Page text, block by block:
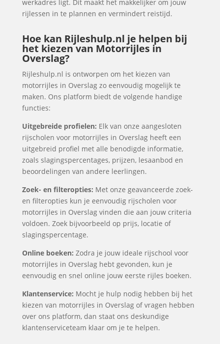
werkadres ligt. Dit maakt het makkelijker om jouw
rijlessen in te plannen en vermindert reistijd.
Hoe kan Rijleshulp.nl je helpen bij
het kiezen van Motorrijles in
Overslag?
Rijleshulp.nl is ontworpen om het kiezen van
motorrijles in Overslag zo eenvoudig mogelijk te
maken. Ons platform biedt de volgende handige
functies:
Uitgebreide profielen: Elk van onze aangesloten
rijscholen voor motorrijles in Overslag heeft een
uitgebreid profiel met alle benodigde informatie,
zoals slagingspercentages, prijzen, lesaanbod en
beoordelingen van andere leerlingen.
Zoek- en filteropties: Met onze geavanceerde zoek-
en filteropties kun je eenvoudig rijscholen voor
motorrijles in Overslag vinden die aan jouw criteria
voldoen. Zoek bijvoorbeeld op prijs, locatie of
slagingspercentage.
Online boeken: Zodra je jouw ideale rijschool voor
motorrijles in Overslag hebt gevonden, kun je
eenvoudig en snel online jouw eerste rijles boeken.
Klantenservice: Mocht je hulp nodig hebben bij het
kiezen van motorrijles in Overslag of vragen hebben
over ons platform, dan staat ons deskundige
klantenserviceteam klaar om je te helpen.